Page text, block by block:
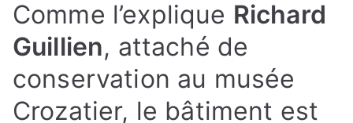
Comme l’explique Richard
Guillien, attaché de
conservation au musée
Crozatier, le bâtiment est